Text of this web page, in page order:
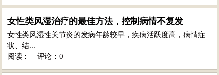
女性类风湿治疗的最佳方法，控制病情不复发
女性类风湿性关节炎的发病年龄较早，疾病活跃度高，病情症
状、结...
阅读：
评论：0